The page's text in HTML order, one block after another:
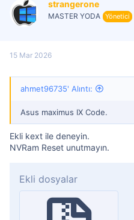
strangerone
MASTER YODA Yönetici
15 Mar 2026
ahmet96735' Alıntı:
Asus maximus IX Code.
Ekli kext ile deneyin.
NVRam Reset unutmayın.
Ekli dosyalar